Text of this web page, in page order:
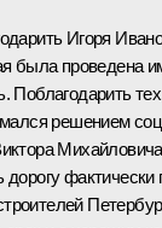
Игоря
была проведена
Поблагодарить
решением
дорогу фактически